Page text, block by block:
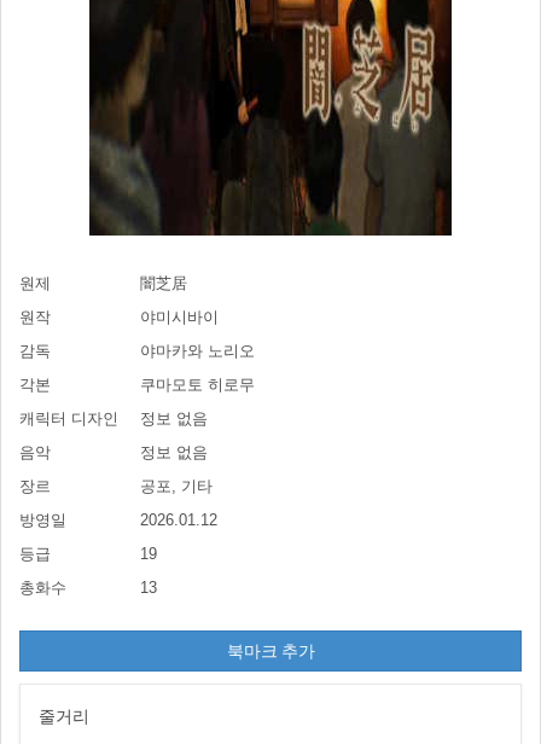
원제
闇芝居
원작
야미시바이
감독
야마카와 노리오
각본
쿠마모토 히로무
캐릭터 디자인
정보 없음
음악
정보 없음
장르
공포, 기타
방영일
2026.01.12
등급
19
총화수
13
북마크 추가
줄거리